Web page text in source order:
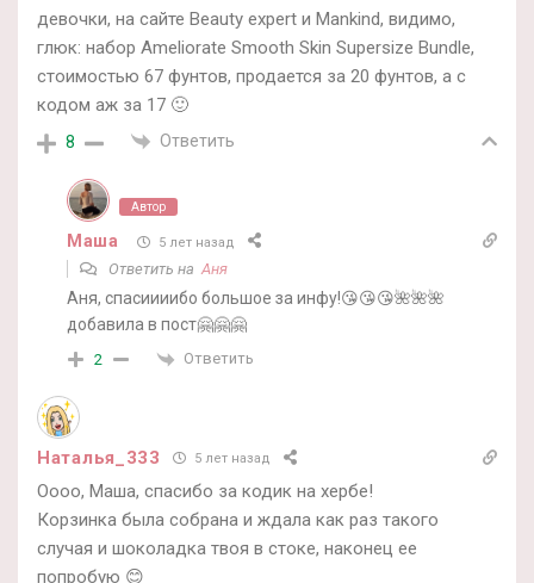
девочки, на сайте Beauty expert и Mankind, видимо,
глюк: набор Ameliorate Smooth Skin Supersize Bundle,
стоимостью 67 фунтов, продается за 20 фунтов, а с
кодом аж за 17 🙂
8 Ответить
Автор
Маша 5 лет назад
Ответить наАня
Аня, спасиииибо большое за инфу!😘😘😘🌺🌺🌺
добавила в пост🤗🤗🤗
2 Ответить
Наталья_333 5 лет назад
Оооо, Маша, спасибо за кодик на хербе!
Корзинка была собрана и ждала как раз такого
случая и шоколадка твоя в стоке, наконец ее
попробую 😊